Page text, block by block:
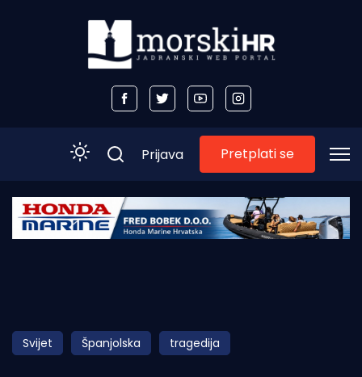
Početna
Obala
Otoci
Prijava Pretplati se
Svijet Španjolska tragedija